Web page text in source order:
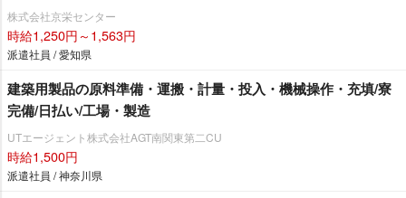
株式会社京栄センター
時給1,250円～1,563円
派遣社員 / 愛知県
建築用製品の原料準備・運搬・計量・投入・機械操作・充填/寮
完備/日払い/工場・製造
UTエージェント株式会社AGT南関東第二CU
時給1,500円
派遣社員 / 神奈川県